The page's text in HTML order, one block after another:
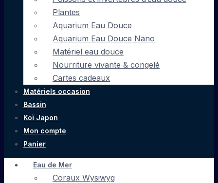
Plantes
Aquarium Eau Douce
Aquarium Eau Douce Nano
Matériel eau douce
Nourriture vivante & congelé
Cartes cadeaux
Matériels occasion
Bassin
Koï Japon
Mon compte
Panier
Eau de Mer
Coraux Wysiwyg